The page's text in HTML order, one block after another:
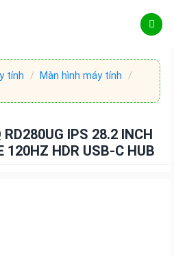
tính / Màn hình máy tính /
IPS 28.2 INCH
120HZ HDR USB-C HUB